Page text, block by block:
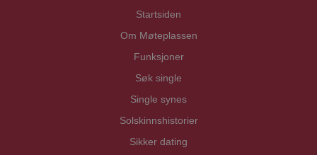
Startsiden
Om Møteplassen
Funksjoner
Søk single
Single synes
Solskinnshistorier
Sikker dating